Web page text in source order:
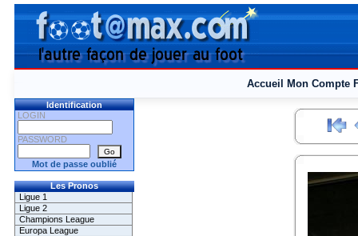
Accueil Mon Compte
Identification
LOGIN
PASSWORD
Mot de passe oublié
Les Pronos
Ligue 1
Ligue 2
Champions League
Europa League